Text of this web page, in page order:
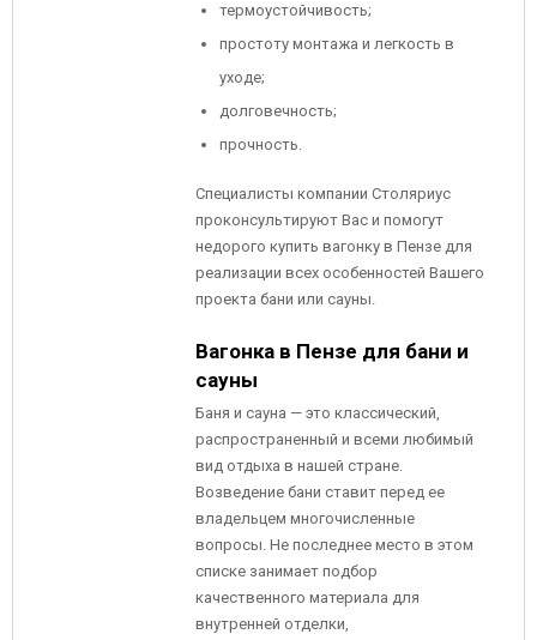
термоустойчивость;
простоту монтажа и легкость в
уходе;
долговечность;
прочность.
Специалисты компании Столяриус
проконсультируют Вас и помогут
недорого купить вагонку в Пензе для
реализации всех особенностей Вашего
проекта бани или сауны.
Вагонка в Пензе для бани и
сауны
Баня и сауна — это классический,
распространенный и всеми любимый
вид отдыха в нашей стране.
Возведение бани ставит перед ее
владельцем многочисленные
вопросы. Не последнее место в этом
списке занимает подбор
качественного материала для
внутренней отделки,